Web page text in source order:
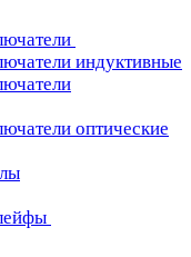
индуктивные
оптические